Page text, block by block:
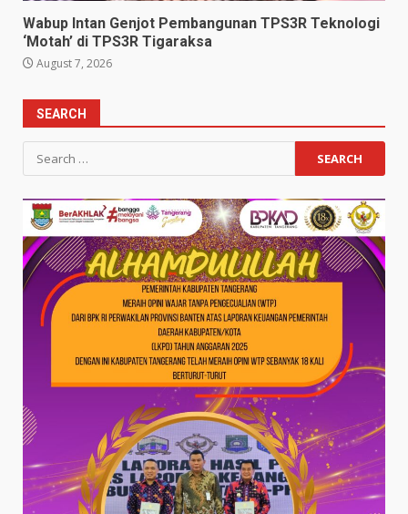
Wabup Intan Genjot Pembangunan TPS3R Teknologi
‘Motah’ di TPS3R Tigaraksa
August 7, 2026
SEARCH
Search
for: